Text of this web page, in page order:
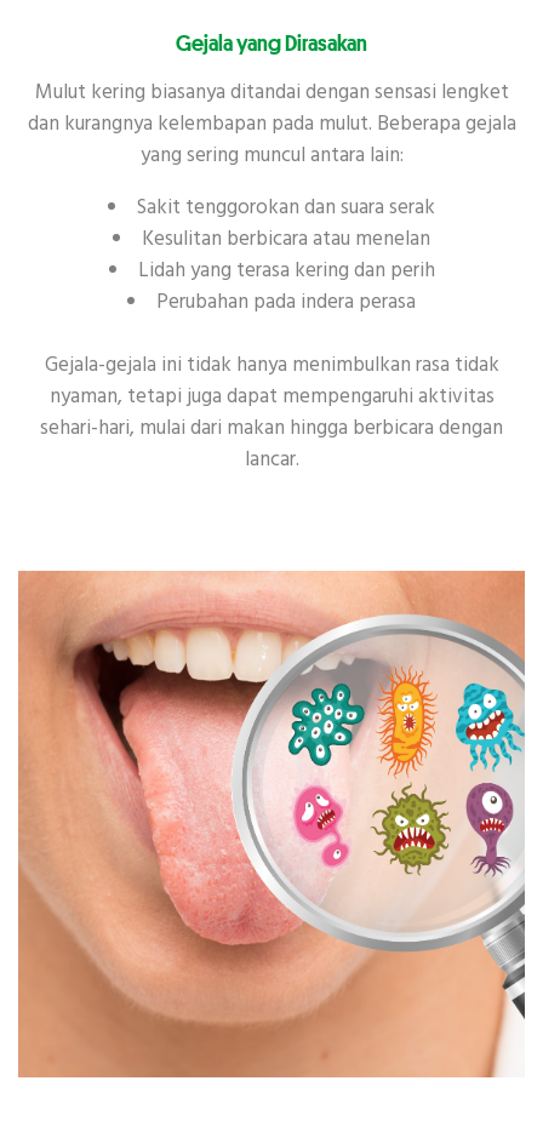
Gejala yang Dirasakan
Mulut kering biasanya ditandai dengan sensasi lengket
dan kurangnya kelembapan pada mulut. Beberapa gejala
yang sering muncul antara lain:
Sakit tenggorokan dan suara serak
Kesulitan berbicara atau menelan
Lidah yang terasa kering dan perih
Perubahan pada indera perasa
Gejala-gejala ini tidak hanya menimbulkan rasa tidak
nyaman, tetapi juga dapat mempengaruhi aktivitas
sehari-hari, mulai dari makan hingga berbicara dengan
lancar.